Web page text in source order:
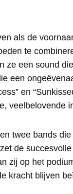
als de
te
ze een sound
een
en
veelbelovende
twee bands
de
zij op het
kracht blijven